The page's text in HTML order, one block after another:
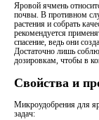
Яровой ячмень
почвы. В противном
растения и собрать
рекомендуется
спасение, ведь они
Достаточно лишь
дозировкам, чтобы в
Свойства и
Микроудобрения для
задач: